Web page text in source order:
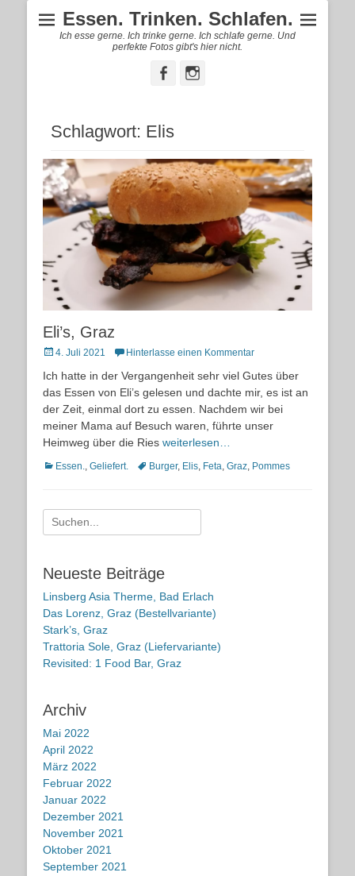
Essen. Trinken. Schlafen.
Ich esse gerne. Ich trinke gerne. Ich schlafe gerne. Und
perfekte Fotos gibt's hier nicht.
FacebookInstagram
Schlagwort: Elis
Eli’s, Graz
Posted
4. Juli 2021 Hinterlasse einen Kommentar
Ich hatte in der Vergangenheit sehr viel Gutes über
das Essen von Eli’s gelesen und dachte mir, es ist an
der Zeit, einmal dort zu essen. Nachdem wir bei
meiner Mama auf Besuch waren, führte unser
Heimweg über die Ries weiterlesen…
Kategorien
Essen., Geliefert. Schlagworte
Burger, Elis, Feta, Graz, Pommes
Suche
nach:
Neueste Beiträge
Linsberg Asia Therme, Bad Erlach
Das Lorenz, Graz (Bestellvariante)
Stark’s, Graz
Trattoria Sole, Graz (Liefervariante)
Revisited: 1 Food Bar, Graz
Archiv
Mai 2022
April 2022
März 2022
Februar 2022
Januar 2022
Dezember 2021
November 2021
Oktober 2021
September 2021